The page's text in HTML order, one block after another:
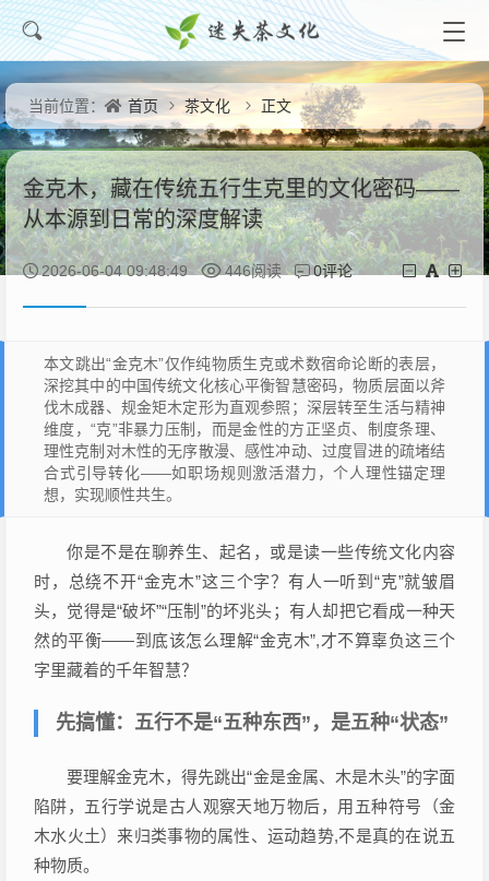
当前位置： 首页 茶文化 正文
金克木，藏在传统五行生克里的文化密码——
从本源到日常的深度解读
2026-06-04 09:48:49 446阅读 0评论
本文跳出“金克木”仅作纯物质生克或术数宿命论断的表层，
深挖其中的中国传统文化核心平衡智慧密码，物质层面以斧
伐木成器、规金矩木定形为直观参照；深层转至生活与精神
维度，“克”非暴力压制，而是金性的方正坚贞、制度条理、
理性克制对木性的无序散漫、感性冲动、过度冒进的疏堵结
合式引导转化——如职场规则激活潜力，个人理性锚定理
想，实现顺性共生。
你是不是在聊养生、起名，或是读一些传统文化内容
时，总绕不开“金克木”这三个字？有人一听到“克”就皱眉
头，觉得是“破坏”“压制”的坏兆头；有人却把它看成一种天
然的平衡——到底该怎么理解“金克木”,才不算辜负这三个
字里藏着的千年智慧？
先搞懂：五行不是“五种东西”，是五种“状态”
要理解金克木，得先跳出“金是金属、木是木头”的字面
陷阱，五行学说是古人观察天地万物后，用五种符号（金
木水火土）来归类事物的属性、运动趋势,不是真的在说五
种物质。